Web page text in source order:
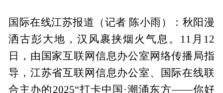
国际在线江苏报道（记者 陈小雨）：秋阳漫
洒古彭大地，汉风裹挟烟火气息。11月12
日，由国家互联网信息办公室网络传播局指
导，江苏省互联网信息办公室、国际在线联
合主办的2025“打卡中国·潮涌东方——你好